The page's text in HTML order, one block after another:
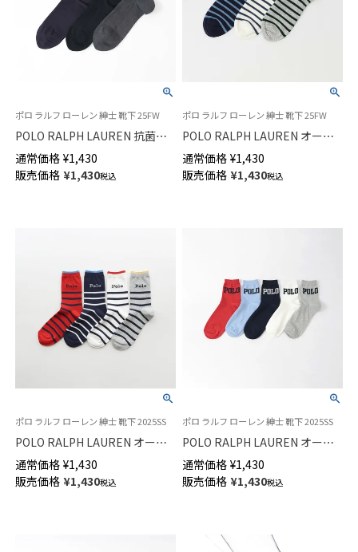
ポロ ラルフ ローレン 紳士 靴下 25FW
POLO RALPH LAUREN 抗菌防
臭 タック＆スパイラル ポロポ
ニー刺しゅう ミドル丈 ビジネ
ス メンズ ソックス 02042425
通常価格 ¥1,430
販売価格 ¥1,430税込
ポロ ラルフ ローレン 紳士 靴下 25FW
POLO RALPH LAUREN オーガ
ニックコットン混 ボーダー ポ
ロポニー刺しゅう スニーカー丈
ソックス メンズ 【25-27cm】
通常価格 ¥1,430
販売価格 ¥1,430税込
ポロ ラルフ ローレン 紳士 靴下 2025SS
POLO RALPH LAUREN オーガ
ニックコットン混 Poloロゴ ボ
ーダー ワンポイント刺しゅう
ショート丈 メンズ ソックス
通常価格 ¥1,430
販売価格 ¥1,430税込
ポロ ラルフ ローレン 紳士 靴下 2025SS
POLO RALPH LAUREN オーガ
ニックコットン混 POLOロゴ
15cm丈 ショート丈 メンズ ソッ
クス 02022283
通常価格 ¥1,430
販売価格 ¥1,430税込